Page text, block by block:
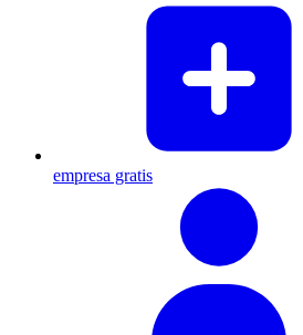
empresa gratis